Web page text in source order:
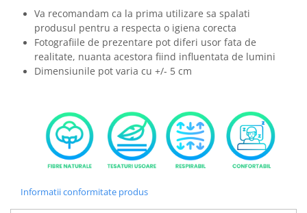
Va recomandam ca la prima utilizare sa spalati
produsul pentru a respecta o igiena corecta
Fotografiile de prezentare pot diferi usor fata de
realitate, nuanta acestora fiind influentata de lumini
Dimensiunile pot varia cu +/- 5 cm
Informatii conformitate produs